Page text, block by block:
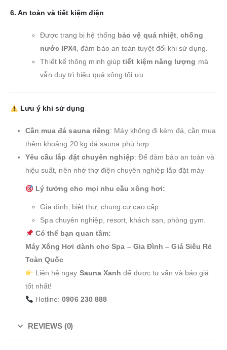
6. An toàn và tiết kiệm điện
Được trang bị hệ thống bảo vệ quá nhiệt,chống
nước IPX4, đảm bảo an toàn tuyệt đối khi sử dụng.
Thiết kế thông minh giúptiết kiệm năng lượng mà
vẫn duy trì hiệu quả xông tối ưu.
Lưu ý khi sử dụng
Cần mua đá sauna riêng: Máy không đi kèm đá, cần mua
thêm khoảng 20 kg đá sauna phù hợp .
Yêu cầu lắp đặt chuyên nghiệp: Để đảm bảo an toàn và
hiệu suất, nên nhờ thợ điện chuyên nghiệp lắp đặt máy
Lý tưởng cho mọi nhu cầu xông hơi:
Gia đình, biệt thự, chung cư cao cấp
Spa chuyên nghiệp, resort, khách sạn, phòng gym.
Có thể bạn quan tâm:
Máy Xông Hơi dành cho Spa – Gia Đình – Giá Siêu Rẻ
Toàn Quốc
Liên hệ ngay Sauna Xanh để được tư vấn và báo giá
tốt nhất!
Hotline:0906 230 888
REVIEWS (0)